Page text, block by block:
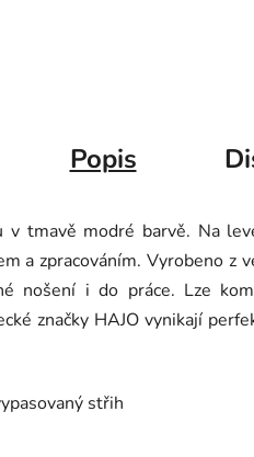
Popis
v tmavě modré barvě. Na
a zpracováním. Vyrobeno z
nošení i do práce. Lze
značky HAJO vynikají
střih